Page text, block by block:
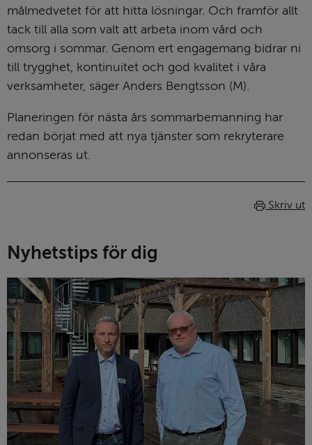
målmedvetet för att hitta lösningar. Och framför allt
tack till alla som valt att arbeta inom vård och
omsorg i sommar. Genom ert engagemang bidrar ni
till trygghet, kontinuitet och god kvalitet i våra
verksamheter, säger Anders Bengtsson (M).
Planeringen för nästa års sommarbemanning har
redan börjat med att nya tjänster som rekryterare
annonseras ut.
Skriv ut
Nyhetstips för dig